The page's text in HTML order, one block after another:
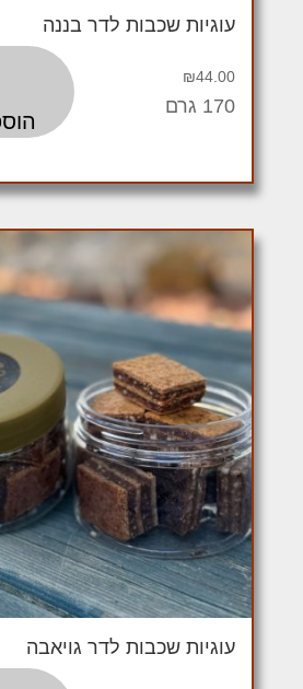
עוגיות שכבות לדר בננה
₪44.00
170 גרם
עוגיות שכבות לדר גויאבה